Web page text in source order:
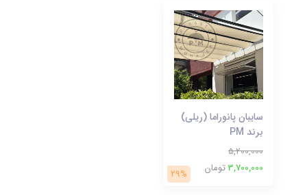
سایبان پانوراما (ریلی)
برند PM
5,200,000
3,700,000تومان 29%